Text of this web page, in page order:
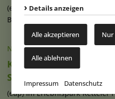
Details anzeigen
Alle akzeptieren Nur
Alle ablehnen
Impressum Datenschutz
(eap) Diesen Sommer feiert der
Bottrop-Kirchhellen sein 30-
NACHRICHTEN|07.08.2026
Ketteler Hof erweitert
Spielangebot
(eap) Im Erlebnispark Ketteler